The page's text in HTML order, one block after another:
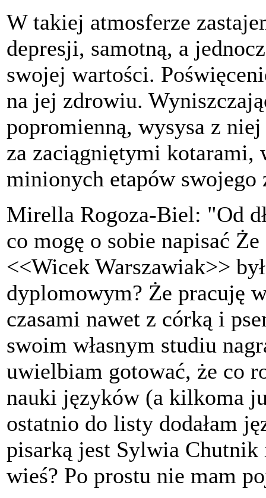
W takiej atmosferze
depresji, samotną, a
swojej wartości.
na jej zdrowiu.
popromienną, wysysa z
za zaciągniętymi kotarami,
minionych etapów swojego
Mirella Rogoza-Biel: "Od
co mogę o sobie napisać
<<Wicek Warszawiak>>
dyplomowym? Że pracuję
czasami nawet z córką i
swoim własnym studiu
uwielbiam gotować, że co
nauki języków (a kilkoma
ostatnio do listy dodałam
pisarką jest Sylwia Chutnik
wieś? Po prostu nie mam